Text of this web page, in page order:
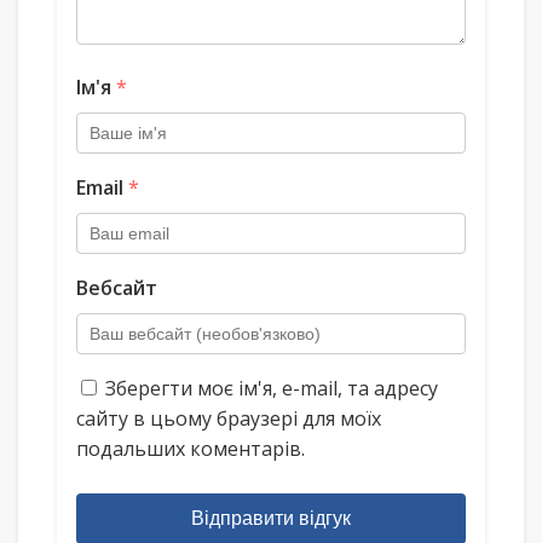
Ім'я *
Email *
Вебсайт
Зберегти моє ім'я, e-mail, та адресу
сайту в цьому браузері для моїх
подальших коментарів.
Відправити відгук